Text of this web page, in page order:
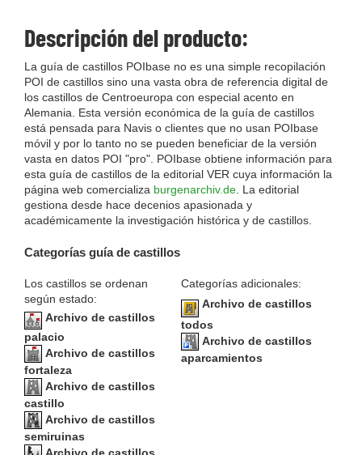
Descripción del producto:
La guía de castillos POIbase no es una simple recopilación
POI de castillos sino una vasta obra de referencia digital de
los castillos de Centroeuropa con especial acento en
Alemania. Esta versión económica de la guía de castillos
está pensada para Navis o clientes que no usan POIbase
móvil y por lo tanto no se pueden beneficiar de la versión
vasta en datos POI "pro". POIbase obtiene información para
esta guía de castillos de la editorial VER cuya información la
página web comercializa burgenarchiv.de . La editorial
gestiona desde hace decenios apasionada y
académicamente la investigación histórica y de castillos.
Categorías guía de castillos
Los castillos se ordenan
según estado:
Archivo de castillos
palacio
Archivo de castillos
fortaleza
Archivo de castillos
castillo
Archivo de castillos
semiruinas
Archivo de castillos
Categorías adicionales:
Archivo de castillos
todos
Archivo de castillos
aparcamientos